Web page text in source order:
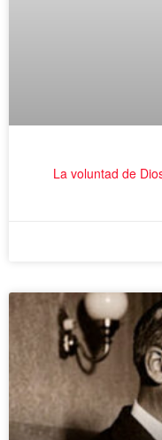
La voluntad de